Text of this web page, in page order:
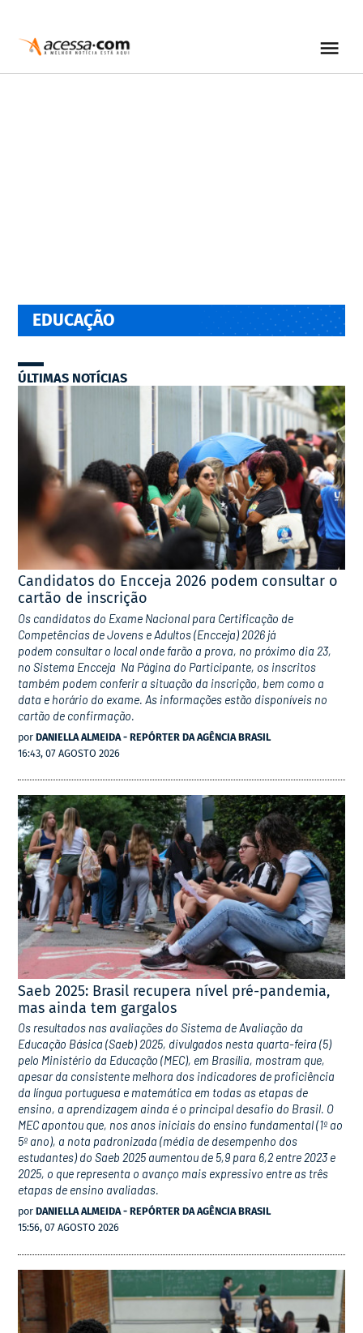
EDUCAÇÃO
ÚLTIMAS NOTÍCIAS
Candidatos do Encceja 2026 podem consultar o
cartão de inscrição
Os candidatos do Exame Nacional para Certificação de
Competências de Jovens e Adultos (Encceja) 2026 já
podem consultar o local onde farão a prova, no próximo dia 23,
no Sistema Encceja Na Página do Participante, os inscritos
também podem conferir a situação da inscrição, bem como a
data e horário do exame. As informações estão disponíveis no
cartão de confirmação.
por DANIELLA ALMEIDA - REPÓRTER DA AGÊNCIA BRASIL
16:43, 07 AGOSTO 2026
Saeb 2025: Brasil recupera nível pré-pandemia,
mas ainda tem gargalos
Os resultados nas avaliações do Sistema de Avaliação da
Educação Básica (Saeb) 2025, divulgados nesta quarta-feira (5)
pelo Ministério da Educação (MEC), em Brasília, mostram que,
apesar da consistente melhora dos indicadores de proficiência
da língua portuguesa e matemática em todas as etapas de
ensino, a aprendizagem ainda é o principal desafio do Brasil. O
MEC apontou que, nos anos iniciais do ensino fundamental (1º ao
5º ano), a nota padronizada (média de desempenho dos
estudantes) do Saeb 2025 aumentou de 5,9 para 6,2 entre 2023 e
2025, o que representa o avanço mais expressivo entre as três
etapas de ensino avaliadas.
por DANIELLA ALMEIDA - REPÓRTER DA AGÊNCIA BRASIL
15:56, 07 AGOSTO 2026